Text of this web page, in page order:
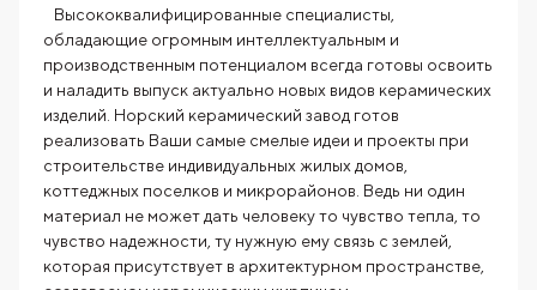
Высококвалифицированные специалисты,
обладающие огромным интеллектуальным и
производственным потенциалом всегда готовы освоить
и наладить выпуск актуально новых видов керамических
изделий. Норский керамический завод готов
реализовать Ваши самые смелые идеи и проекты при
строительстве индивидуальных жилых домов,
коттеджных поселков и микрорайонов. Ведь ни один
материал не может дать человеку то чувство тепла, то
чувство надежности, ту нужную ему связь с землей,
которая присутствует в архитектурном пространстве,